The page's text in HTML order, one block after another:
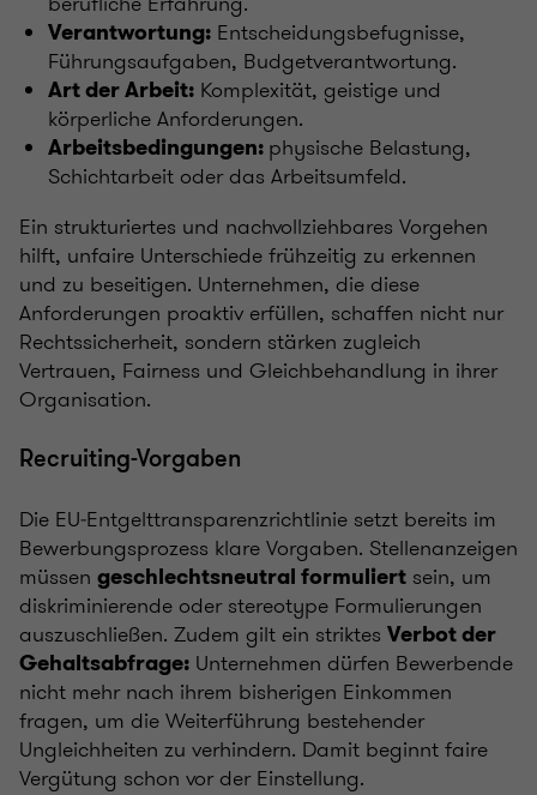
Verantwortung: Entscheidungsbefugnisse,
Führungsaufgaben, Budgetverantwortung.
Art der Arbeit: Komplexität, geistige und
körperliche Anforderungen.
Arbeitsbedingungen: physische Belastung,
Schichtarbeit oder das Arbeitsumfeld.
Ein strukturiertes und nachvollziehbares Vorgehen
hilft, unfaire Unterschiede frühzeitig zu erkennen
und zu beseitigen. Unternehmen, die diese
Anforderungen proaktiv erfüllen, schaffen nicht nur
Rechtssicherheit, sondern stärken zugleich
Vertrauen, Fairness und Gleichbehandlung in ihrer
Organisation.
Recruiting-Vorgaben
Die EU‑Entgelttransparenzrichtlinie setzt bereits im
Bewerbungsprozess klare Vorgaben. Stellenanzeigen
müssen geschlechtsneutral formuliert sein, um
diskriminierende oder stereotype Formulierungen
auszuschließen. Zudem gilt ein striktes Verbot der
Gehaltsabfrage: Unternehmen dürfen Bewerbende
nicht mehr nach ihrem bisherigen Einkommen
fragen, um die Weiterführung bestehender
Ungleichheiten zu verhindern. Damit beginnt faire
Vergütung schon vor der Einstellung.